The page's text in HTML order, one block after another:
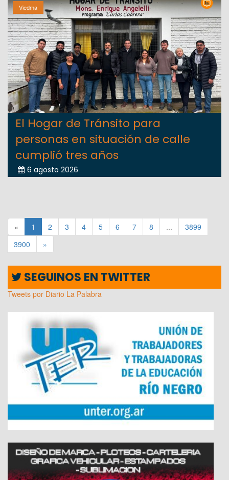
Viedma
El Hogar de Tránsito para
personas en situación de calle
cumplió tres años
6 agosto 2026
« 1 2 3 4 5 6 7 8 ...
3899
3900
»
SEGUINOS EN TWITTER
Tweets por Diario La Palabra